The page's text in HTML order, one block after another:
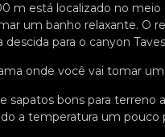
m está localizado no
um banho relaxante. O
descida para o canyon
onde você vai tomar
sapatos bons para terreno
a temperatura um pouco